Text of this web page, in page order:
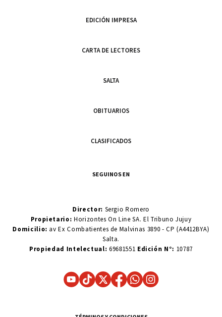
EDICIÓN IMPRESA
CARTA DE LECTORES
SALTA
OBITUARIOS
CLASIFICADOS
SEGUINOS EN
Director: Sergio Romero
Propietario:Horizontes On Line SA. El Tribuno Jujuy
Domicilio: av Ex Combatientes de Malvinas 3890 - CP (A4412BYA)
Salta.
Propiedad Intelectual: 69681551 Edición N°: 10787